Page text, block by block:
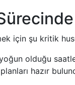
için şu kritik
olduğu
hazır